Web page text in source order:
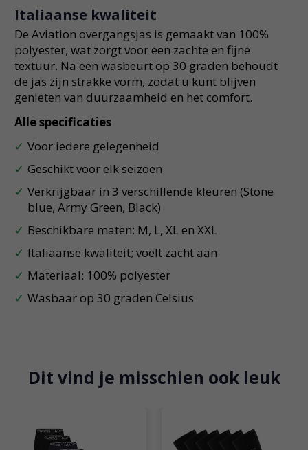
Italiaanse kwaliteit
De Aviation overgangsjas is gemaakt van 100%
polyester, wat zorgt voor een zachte en fijne
textuur. Na een wasbeurt op 30 graden behoudt
de jas zijn strakke vorm, zodat u kunt blijven
genieten van duurzaamheid en het comfort.
Alle specificaties
Voor iedere gelegenheid
Geschikt voor elk seizoen
Verkrijgbaar in 3 verschillende kleuren (Stone
blue, Army Green, Black)
Beschikbare maten: M, L, XL en XXL
Italiaanse kwaliteit; voelt zacht aan
Materiaal: 100% polyester
Wasbaar op 30 graden Celsius
Dit vind je misschien ook leuk